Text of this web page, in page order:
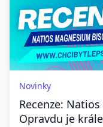
Novinky
Recenze:
Opravdu je